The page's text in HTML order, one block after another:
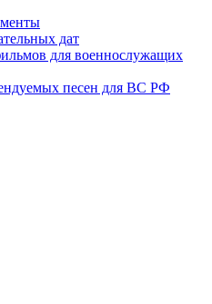
дат
для военнослужащих
песен для ВС РФ